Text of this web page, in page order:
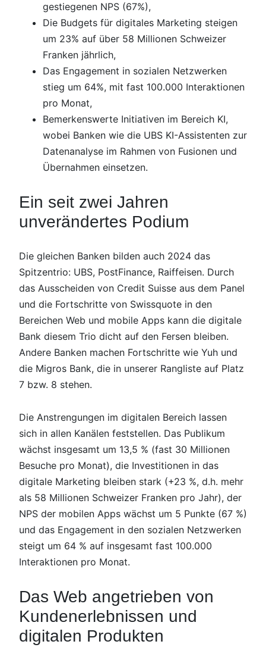
gestiegenen NPS (67%),
Die Budgets für digitales Marketing steigen
um 23% auf über 58 Millionen Schweizer
Franken jährlich,
Das Engagement in sozialen Netzwerken
stieg um 64%, mit fast 100.000 Interaktionen
pro Monat,
Bemerkenswerte Initiativen im Bereich KI,
wobei Banken wie die UBS KI-Assistenten zur
Datenanalyse im Rahmen von Fusionen und
Übernahmen einsetzen.
Ein seit zwei Jahren
unverändertes Podium
Die gleichen Banken bilden auch 2024 das
Spitzentrio: UBS, PostFinance, Raiffeisen. Durch
das Ausscheiden von Credit Suisse aus dem Panel
und die Fortschritte von Swissquote in den
Bereichen Web und mobile Apps kann die digitale
Bank diesem Trio dicht auf den Fersen bleiben.
Andere Banken machen Fortschritte wie Yuh und
die Migros Bank, die in unserer Rangliste auf Platz
7 bzw. 8 stehen.
Die Anstrengungen im digitalen Bereich lassen
sich in allen Kanälen feststellen. Das Publikum
wächst insgesamt um 13,5 % (fast 30 Millionen
Besuche pro Monat), die Investitionen in das
digitale Marketing bleiben stark (+23 %, d.h. mehr
als 58 Millionen Schweizer Franken pro Jahr), der
NPS der mobilen Apps wächst um 5 Punkte (67 %)
und das Engagement in den sozialen Netzwerken
steigt um 64 % auf insgesamt fast 100.000
Interaktionen pro Monat.
Das Web angetrieben von
Kundenerlebnissen und
digitalen Produkten